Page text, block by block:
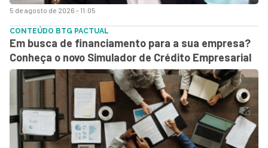
5 de agosto de 2026 - 11:05
CONTEÚDO BTG PACTUAL
Em busca de financiamento para a sua empresa?
Conheça o novo Simulador de Crédito Empresarial